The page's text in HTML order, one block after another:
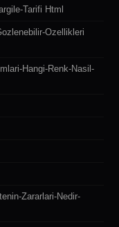
Tarifi Html
Ozellikleri
Hangi-Renk-Nasil-
Zararlari-Nedir-